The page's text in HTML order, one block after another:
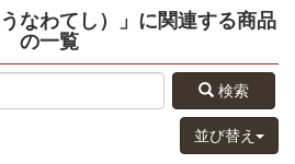
なわてし）」 に関連する商品
の一覧
検索
並び替え